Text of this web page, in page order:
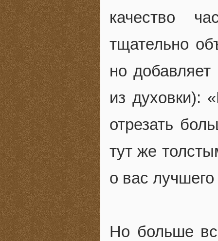
качество
тщательно
но добавляет
из духовки):
отрезать
тут же
о вас
Но больше